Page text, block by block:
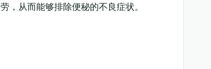
，从而能够排除便秘的不良症状。